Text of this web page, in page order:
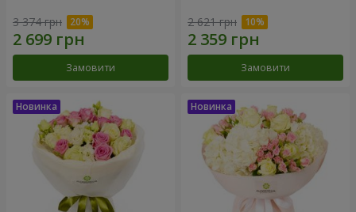
3 374 грн
Замовити
2 621 грн
Замовити